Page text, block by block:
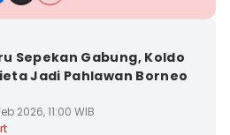
Sepekan Gabung, Koldo
Jadi Pahlawan Borneo
2026, 11:00 WIB